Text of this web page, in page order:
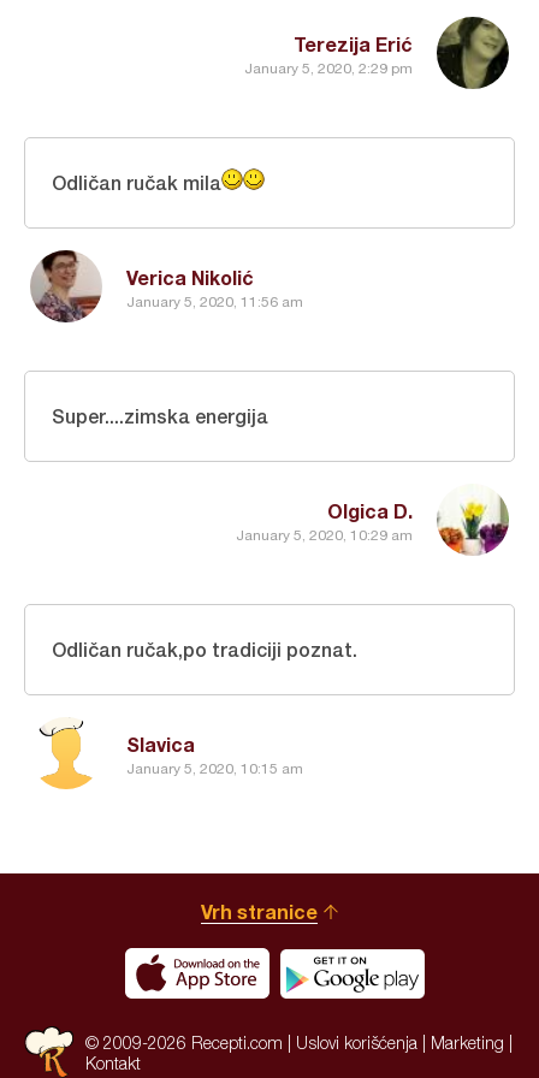
Terezija Erić
January 5, 2020, 2:29 pm
Verica Nikolić
January 5, 2020, 11:56 am
Odličan ručak mila
Olgica D.
January 5, 2020, 10:29 am
Super....zimska energija
Slavica
January 5, 2020, 10:15 am
Odličan ručak,po tradiciji poznat.
Vrh stranice
© 2009-2026 Recepti.com | Uslovi korišćenja Marketing
Kontakt